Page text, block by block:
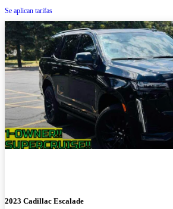
Se aplican tarifas
2023 Cadillac Escalade